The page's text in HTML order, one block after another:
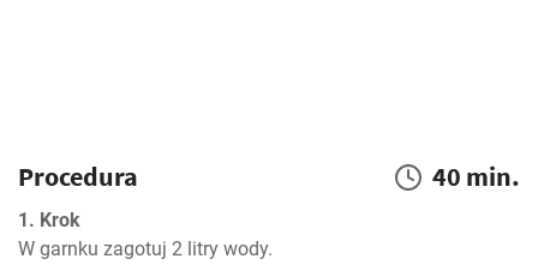
Procedura 40 min.
1. Krok
W garnku zagotuj 2 litry wody.